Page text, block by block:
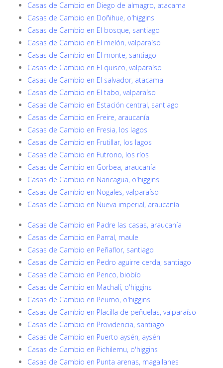
Casas de Cambio en Diego de almagro, atacama
Casas de Cambio en Doñihue, o'higgins
Casas de Cambio en El bosque, santiago
Casas de Cambio en El melón, valparaíso
Casas de Cambio en El monte, santiago
Casas de Cambio en El quisco, valparaíso
Casas de Cambio en El salvador, atacama
Casas de Cambio en El tabo, valparaíso
Casas de Cambio en Estación central, santiago
Casas de Cambio en Freire, araucanía
Casas de Cambio en Fresia, los lagos
Casas de Cambio en Frutillar, los lagos
Casas de Cambio en Futrono, los ríos
Casas de Cambio en Gorbea, araucanía
Casas de Cambio en Nancagua, o'higgins
Casas de Cambio en Nogales, valparaíso
Casas de Cambio en Nueva imperial, araucanía
Casas de Cambio en Padre las casas, araucanía
Casas de Cambio en Parral, maule
Casas de Cambio en Peñaflor, santiago
Casas de Cambio en Pedro aguirre cerda, santiago
Casas de Cambio en Penco, biobío
Casas de Cambio en Machalí, o'higgins
Casas de Cambio en Peumo, o'higgins
Casas de Cambio en Placilla de peñuelas, valparaíso
Casas de Cambio en Providencia, santiago
Casas de Cambio en Puerto aysén, aysén
Casas de Cambio en Pichilemu, o'higgins
Casas de Cambio en Punta arenas, magallanes